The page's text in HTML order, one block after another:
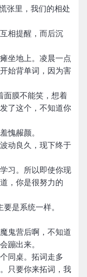
张里，我们的相处
相提醒，而后沉
坐地上。凌晨一点
始背单词，因为害
面膜不能笑，想着
了这个，不知道你
愧赧颜。
动良久，现下终于
习。所以即使你现
，你是很努力的
是系统一样。
鬼营后啊，不知道
蹦出来。
同桌。拓词走多
只要你来拓词，我